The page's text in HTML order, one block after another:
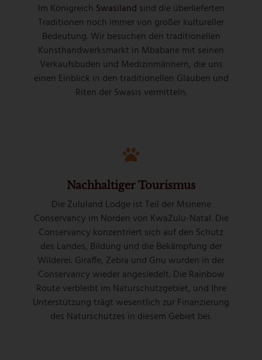
Im Königreich Swasiland sind die überlieferten
Traditionen noch immer von großer kultureller
Bedeutung. Wir besuchen den traditionellen
Kunsthandwerksmarkt in Mbabane mit seinen
Verkaufsbuden und Medizinmännern, die uns
einen Einblick in den traditionellen Glauben und
Riten der Swasis vermitteln.
Nachhaltiger Tourismus
Die Zululand Lodge ist Teil der Msinene
Conservancy im Norden von KwaZulu-Natal. Die
Conservancy konzentriert sich auf den Schutz
des Landes, Bildung und die Bekämpfung der
Wilderei. Giraffe, Zebra und Gnu wurden in der
Conservancy wieder angesiedelt. Die Rainbow
Route verbleibt im Naturschutzgebiet, und Ihre
Unterstützung trägt wesentlich zur Finanzierung
des Naturschutzes in diesem Gebiet bei.